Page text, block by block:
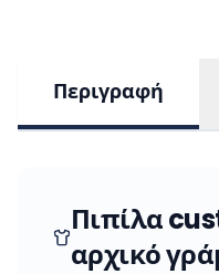
Περιγραφή
Πιπίλα
αρχικό